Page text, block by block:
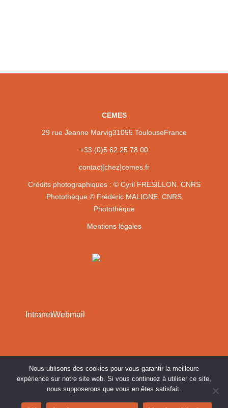
CEMES
29 rue Jeanne Marvig31055 ToulouseFrance
+33 (0)5 62 25 78 00
contact[chez]cemes.fr
Crédits photographiques : © Cyril FRESILLON. CNRS
Photothèque © Frédéric MALIGNE. CNRS
Photothèque
Mentions légales
IntranetWebmail
Nous utilisons des cookies pour vous garantir la meilleure
expérience sur notre site web. Si vous continuez à utiliser ce site,
nous supposerons que vous en êtes satisfait.